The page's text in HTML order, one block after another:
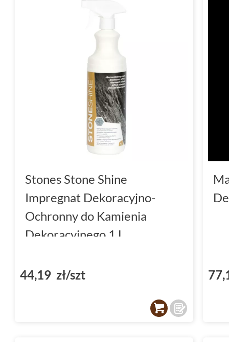
Stones Stone Shine
Impregnat Dekoracyjno-
Ochronny do Kamienia
Dekoracyjnego 1 L
44,19 zł/szt